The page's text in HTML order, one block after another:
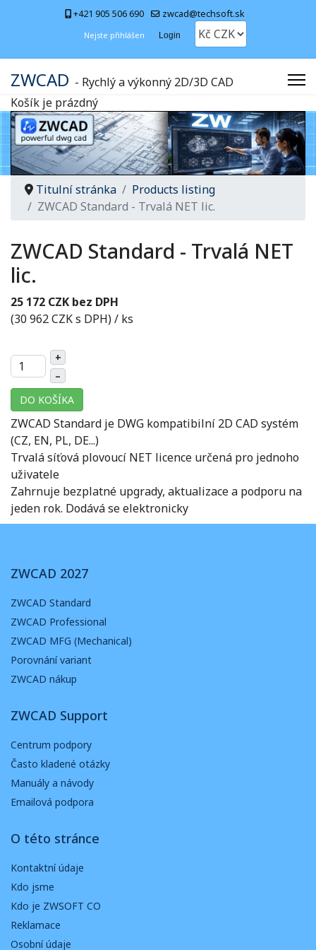
+421 905 506 690 zwcad@techsoft.sk
Nejste přihlášen Login
ZWCAD - Rychlý a výkonný 2D/3D CAD
Košík je prázdný
Titulní stránka
Products listing
ZWCAD Standard - Trvalá NET lic.
ZWCAD Standard - Trvalá NET
lic.
25 172 CZK bez DPH
(30 962 CZK s DPH)/ ks
+
–
DO KOŠÍKA
ZWCAD Standard je DWG kompatibilní 2D CAD systém
(CZ, EN, PL, DE...)
Trvalá síťová plovoucí NET licence určená pro jednoho
uživatele
Zahrnuje bezplatné upgrady, aktualizace a podporu na
jeden rok. Dodává se elektronicky
ZWCAD 2027
ZWCAD Standard
ZWCAD Professional
ZWCAD MFG (Mechanical)
Porovnání variant
ZWCAD nákup
ZWCAD Support
Centrum podpory
Často kladené otázky
Manuály a návody
Emailová podpora
O této stránce
Kontaktní údaje
Kdo jsme
Kdo je ZWSOFT CO
Reklamace
Osobní údaje